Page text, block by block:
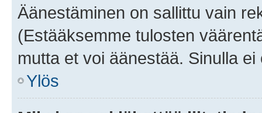
Äänestäminen on sallittu vain
(Estääksemme tulosten
mutta et voi äänestää. Sinulla
Ylös